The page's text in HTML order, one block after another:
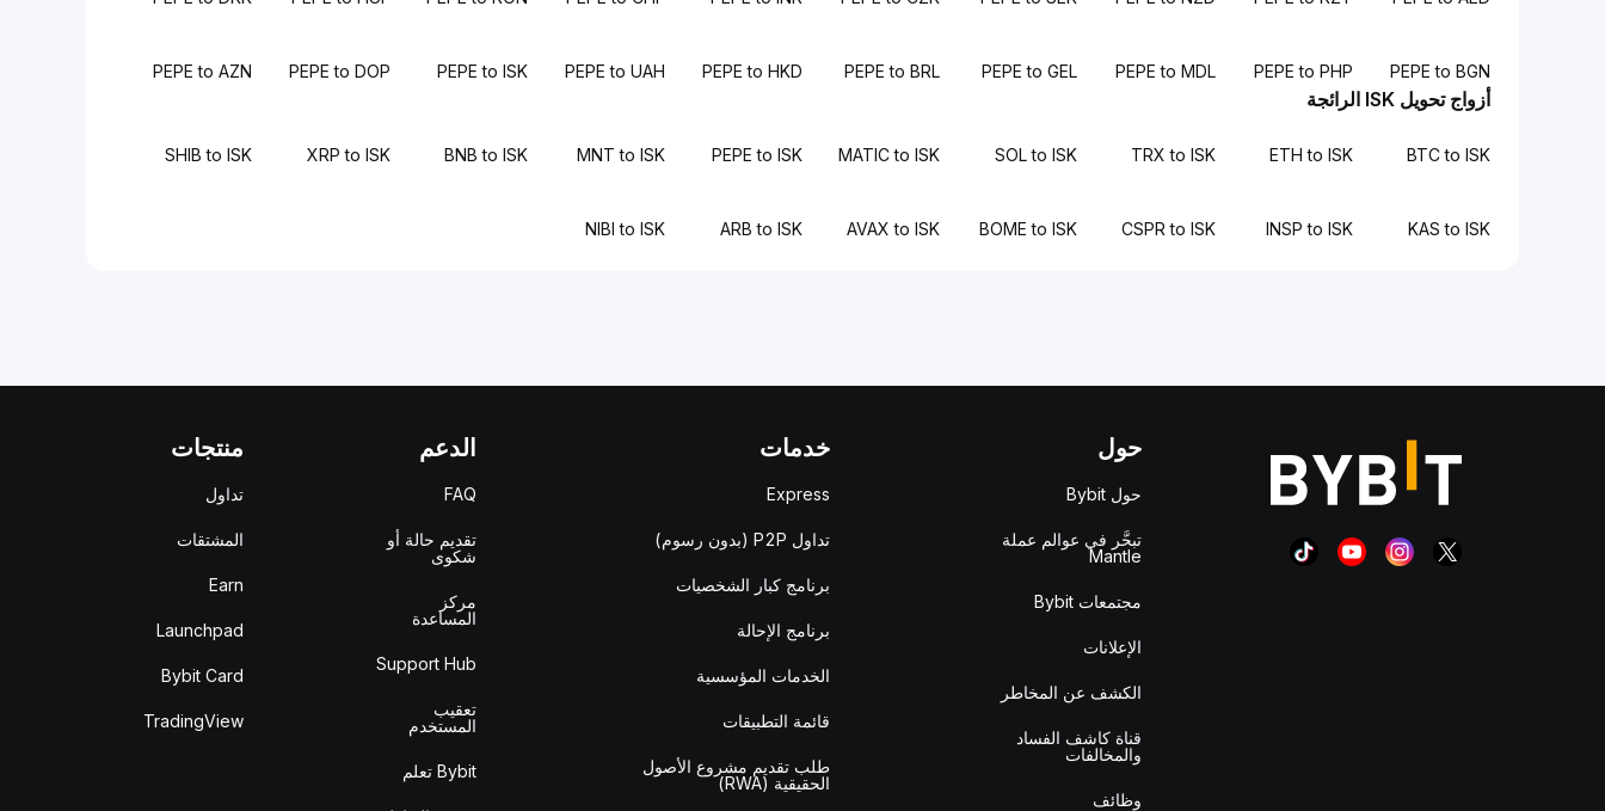
PEPE to BGN
PEPE to PHP
PEPE to MDL
PEPE to GEL
PEPE to BRL
PEPE to HKD
PEPE to UAH
PEPE to ISK
PEPE to DOP
PEPE to AZN
أزواج تحويل ISK الرائجة
BTC to ISK
ETH to ISK
TRX to ISK
SOL to ISK
MATIC to ISK
PEPE to ISK
MNT to ISK
BNB to ISK
XRP to ISK
SHIB to ISK
KAS to ISK
INSP to ISK
CSPR to ISK
BOME to ISK
AVAX to ISK
ARB to ISK
NIBI to ISK
حول
حول Bybit
تبحَّر في عوالم عملة
Mantle
مجتمعات Bybit
الإعلانات
الكشف عن المخاطر
قناة كاشف الفساد
والمخالفات
وظائف
خدمات
Express
تداول P2P (بدون رسوم)
برنامج كبار الشخصيات
برنامج الإحالة
الخدمات المؤسسية
قائمة التطبيقات
طلب تقديم مشروع الأصول
الحقيقية (RWA)
الدعم
FAQ
تقديم حالة أو
شكوى
مركز
المساعدة
Support Hub
تعقيب
المستخدم
Bybit تعلم
منتجات
تداول
المشتقات
Earn
Launchpad
Bybit Card
TradingView